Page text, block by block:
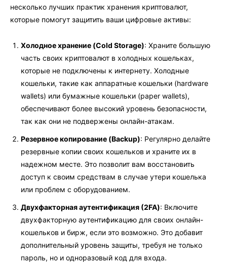
несколько лучших практик хранения криптовалют,
которые помогут защитить ваши цифровые активы:
Холодное хранение (Cold Storage): Храните большую
часть своих криптовалют в холодных кошельках,
которые не подключены к интернету. Холодные
кошельки, такие как аппаратные кошельки (hardware
wallets) или бумажные кошельки (paper wallets),
обеспечивают более высокий уровень безопасности,
так как они не подвержены онлайн-атакам.
Резервное копирование (Backup): Регулярно делайте
резервные копии своих кошельков и храните их в
надежном месте. Это позволит вам восстановить
доступ к своим средствам в случае утери кошелька
или проблем с оборудованием.
Двухфакторная аутентификация (2FA): Включите
двухфакторную аутентификацию для своих онлайн-
кошельков и бирж, если это возможно. Это добавит
дополнительный уровень защиты, требуя не только
пароль, но и одноразовый код для входа.